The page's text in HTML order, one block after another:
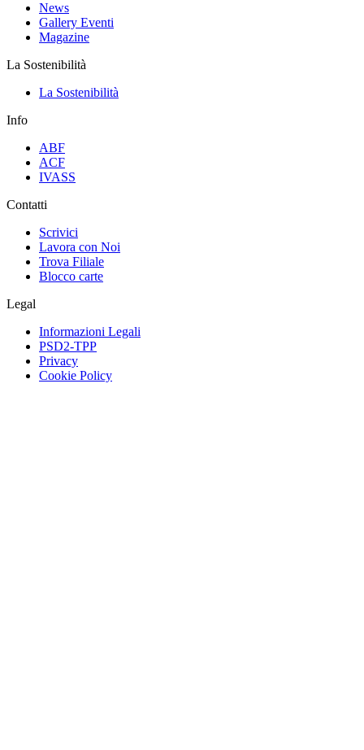
News
Gallery Eventi
Magazine
La Sostenibilità
La Sostenibilità
Info
ABF
ACF
IVASS
Contatti
Scrivici
Lavora con Noi
Trova Filiale
Blocco carte
Legal
Informazioni Legali
PSD2-TPP
Privacy
Cookie Policy